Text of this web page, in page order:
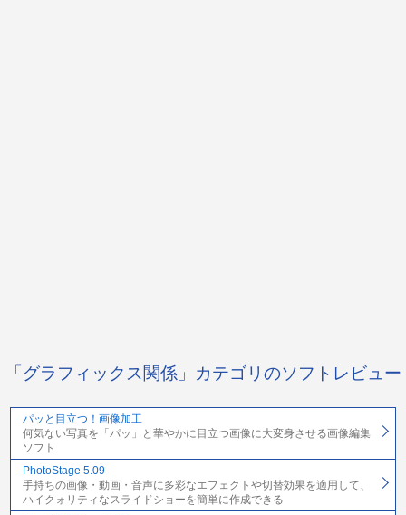
「グラフィックス関係」カテゴリのソフトレビュー
パッと目立つ！画像加工
何気ない写真を「パッ」と華やかに目立つ画像に大変身させる画像編集
ソフト
PhotoStage 5.09
手持ちの画像・動画・音声に多彩なエフェクトや切替効果を適用して、
ハイクォリティなスライドショーを簡単に作成できる